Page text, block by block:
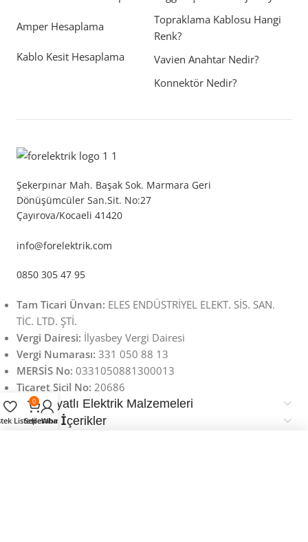
Amper Hesaplama
Kablo Kesit Hesaplama
Topraklama Kablosu Hangi
Renk?
Vavien Anahtar Nedir?
Konnektör Nedir?
Şekerpınar Mah. Başak Sok. Marmara Geri
Dönüşümcüler San.Sit. No:27
Çayırova/Kocaeli 41420
info@forelektrik.com
0850 305 47 95
Tam Ticari Ünvan: ELES ENDÜSTRİYEL ELEKT. SİS. SAN.
TİC. LTD. ŞTİ.
Vergi Dairesi: İlyasbey Vergi Dairesi
Vergi Numarası: 331 050 88 13
MERSİS No: 0331050881300013
Ticaret Sicil No: 20686
En iyi fiyatlı Elektrik Malzemeleri
Faydalı İçerikler
Listesi
0
Sepet
Hesabım
Whatsapp